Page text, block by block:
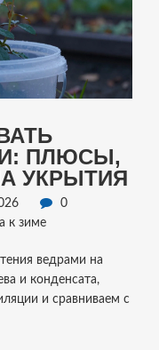
ПЛЮСЫ,
УКРЫТИЯ
0
к зиме
ведрами на
и конденсата,
и сравниваем с